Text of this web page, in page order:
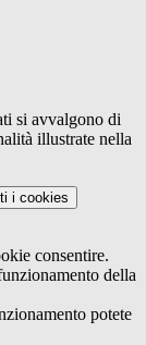
si avvalgono di
illustrate nella
i cookies
consentire.
della
potete